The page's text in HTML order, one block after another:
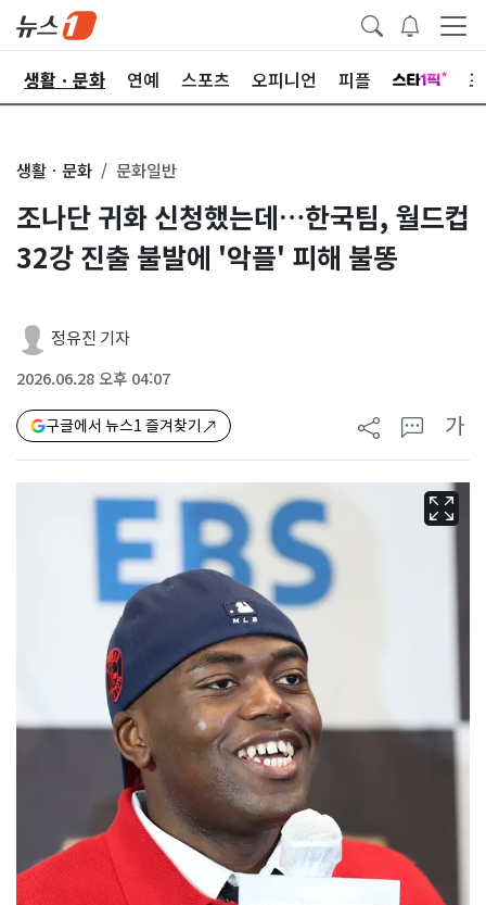
생활ㆍ문화 연예 스포츠 오피니언 피플
생활ㆍ문화 문화일반
조나단 귀화 신청했는데…한국팀, 월드컵
32강 진출 불발에 '악플' 피해 불똥
정유진 기자
2026.06.28 오후 04:07
구글에서 뉴스1 즐겨찾기 가